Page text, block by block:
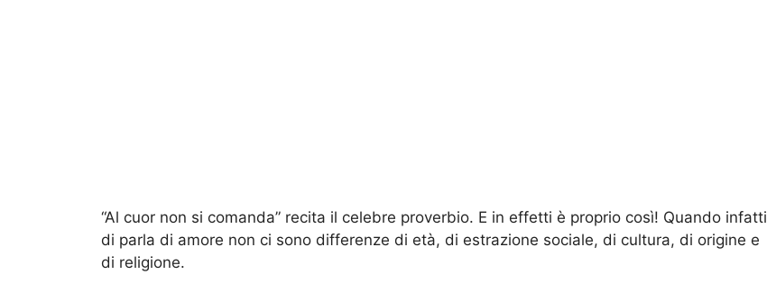
“Al cuor non si comanda” recita il celebre proverbio. E in effetti è proprio così! Quando infatti
di parla di amore non ci sono differenze di età, di estrazione sociale, di cultura, di origine e
di religione.